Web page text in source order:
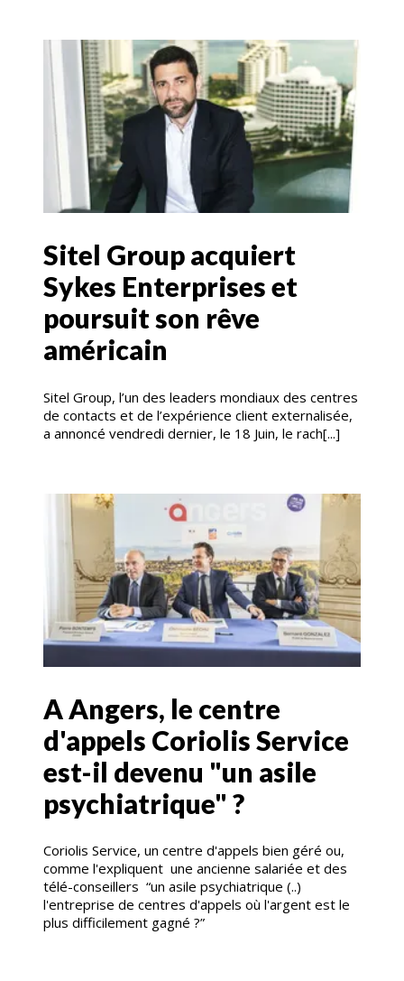
Sitel Group acquiert
Sykes Enterprises et
poursuit son rêve
américain
Sitel Group, l’un des leaders mondiaux des centres
de contacts et de l’expérience client externalisée,
a annoncé vendredi dernier, le 18 Juin, le rach[...]
A Angers, le centre
d'appels Coriolis Service
est-il devenu "un asile
psychiatrique" ?
Coriolis Service, un centre d'appels bien géré ou,
comme l'expliquent une ancienne salariée et des
télé-conseillers “un asile psychiatrique (..)
l'entreprise de centres d'appels où l'argent est le
plus difficilement gagné ?”